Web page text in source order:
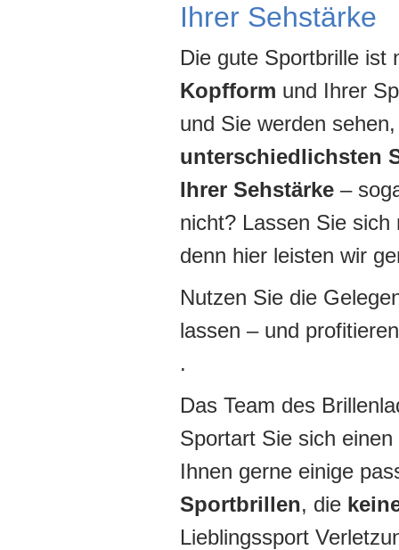
Ihrer Sehstärke
Die gute Sportbrille ist
Kopfform und Ihrer
und Sie werden
unterschiedlichsten
Ihrer Sehstärke –
nicht? Lassen Sie
denn hier leisten wir
Nutzen Sie die
lassen – und
.
Das Team des
Sportart Sie sich
Ihnen gerne einige
Sportbrillen, die
Lieblingssport